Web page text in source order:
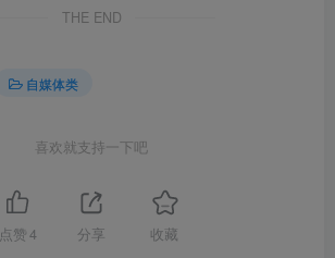
THE END
自媒体类
喜欢就支持一下吧
点赞 4 分享 收藏